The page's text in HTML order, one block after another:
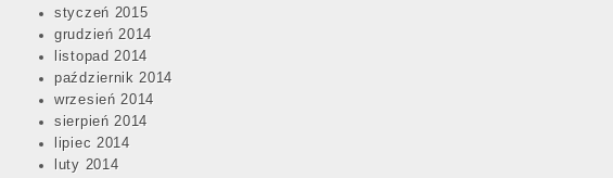
styczeń 2015
grudzień 2014
listopad 2014
październik 2014
wrzesień 2014
sierpień 2014
lipiec 2014
luty 2014